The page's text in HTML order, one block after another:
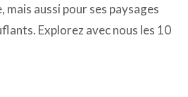
aussi pour ses paysages
Explorez avec nous les 10